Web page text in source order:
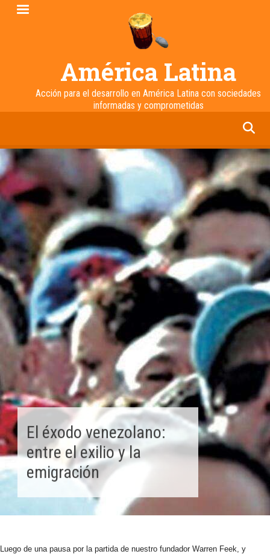
Pasar
América Latina
Acción para el desarrollo en América Latina con sociedades
informadas y comprometidas
El éxodo venezolano:
entre el exilio y la
emigración
Luego de una pausa por la partida de nuestro fundador Warren Feek, y